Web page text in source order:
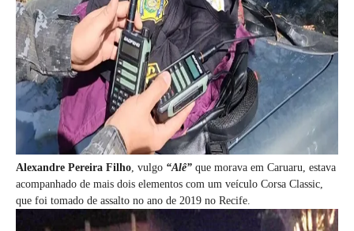
Alexandre Pereira Filho, vulgo “Alê” que morava em Caruaru, estava
acompanhado de mais dois elementos com um veículo Corsa Classic,
que foi tomado de assalto no ano de 2019 no Recife.